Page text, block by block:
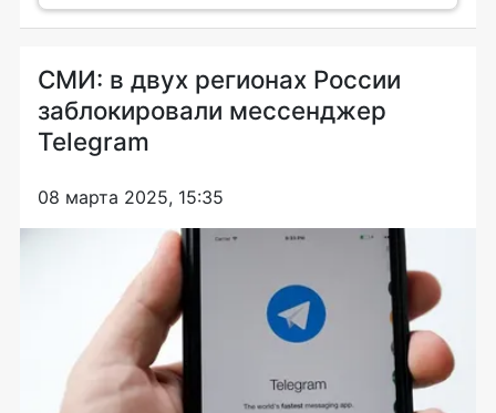
СМИ: в двух регионах России
заблокировали мессенджер
Telegram
08 марта 2025, 15:35